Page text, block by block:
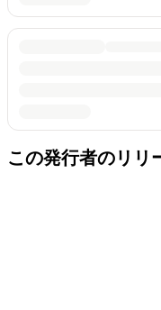
この発行者のリリ